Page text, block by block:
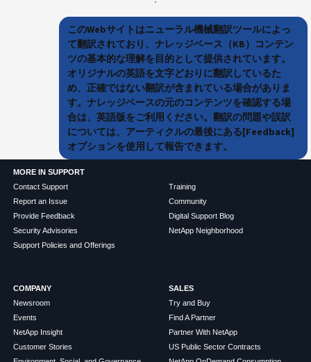
このWebサイトはニューラル機械翻訳ツールによっ
て翻訳されており、ナレッジベース（KB）コンテン
ツの基本的な理解を目的として提供されています。
オリジナルの英語を文字どおりに翻訳しているた
め、正確ではない翻訳が含まれている場合がありま
す。ナレッジベースの元のコンテンツを確認する場
合は、英語版をご利用ください。翻訳の問題や誤訳
については、アーティクルの最後にある[Feedback]
オプションを使用して報告できます。
MORE IN SUPPORT
Contact Support
Report an Issue
Provide Feedback
Security Advisories
Support Policies and Offerings
Training
Community
Digital Support Blog
NetApp Neighborhood
COMPANY
Newsroom
Events
NetApp Insight
Customer Stories
SALES
Try and Buy
Find A Partner
Partner With NetApp
US Public Sector Contracts